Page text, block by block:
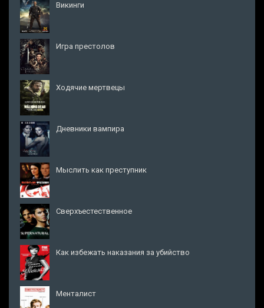
Викинги
Игра престолов
Ходячие мертвецы
Дневники вампира
Мыслить как преступник
Сверхъестественное
Как избежать наказания за убийство
Менталист